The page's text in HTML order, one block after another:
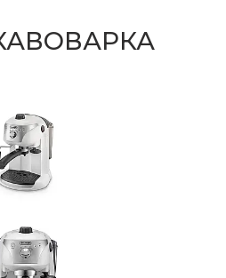
КАВОВАРКА